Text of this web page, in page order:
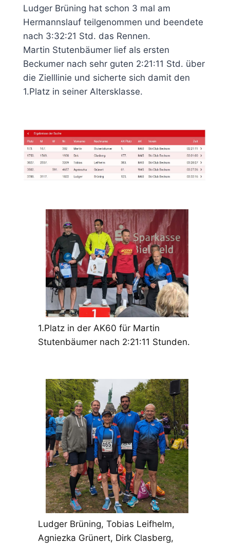
Ludger Brüning hat schon 3 mal am
Hermannslauf teilgenommen und beendete
nach 3:32:21 Std. das Rennen.
Martin Stutenbäumer lief als ersten
Beckumer nach sehr guten 2:21:11 Std. über
die Zielllinie und sicherte sich damit den
1.Platz in seiner Altersklasse.
1.Platz in der AK60 für Martin
Stutenbäumer nach 2:21:11 Stunden.
Ludger Brüning, Tobias Leifhelm,
Agniezka Grünert, Dirk Clasberg,